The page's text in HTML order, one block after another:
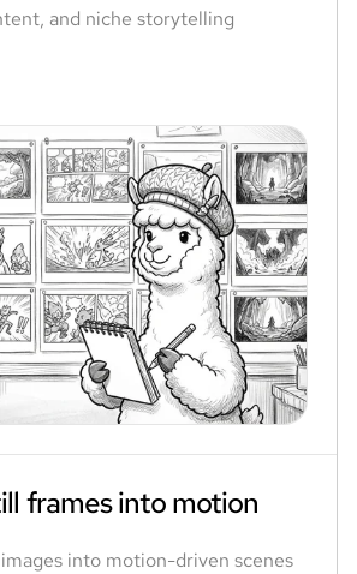
and niche storytelling
frames into motion
into motion-driven scenes